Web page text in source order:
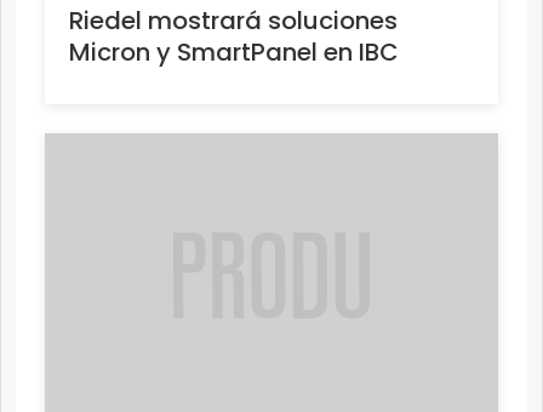
Riedel mostrará soluciones
Micron y SmartPanel en IBC